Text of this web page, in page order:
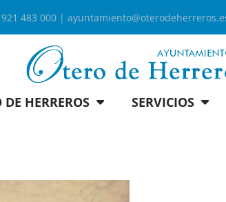
483 000 |
DE HERREROS SERVICIOS